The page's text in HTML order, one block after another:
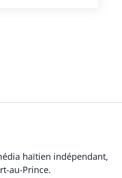
haïtien indépendant,
au-Prince.